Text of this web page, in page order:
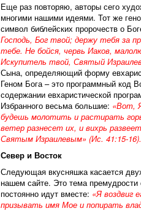
Еще раз повторяю, авторы сего
многими нашими идеями. Тот же
символ библейских пророчеств о
Господь, Бог твой; держу тебя за
тебе. Не бойся, червь Иаков,
Искупитель твой, Святый
Сына, определяющий форму
Геном Бога – это программный код
содержании евхаристической
Избранного весьма большие: «Вот,
будешь молотить и растирать
ветер разнесет их, и вихрь
Святым Израилевым» (Ис. 41:15-16).
Север и Восток
Следующая вкусняшка касается
нашем сайте. Это тема премудрости
постоянно идут вместе: «Я воздвиг
призывать имя Мое и попирать